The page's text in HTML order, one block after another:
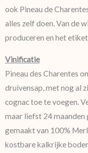
ook Pineau de
alles zelf doen. Van de
produceren en het
Vinificatie
Pineau des Charentes
druivensap, met nog al
cognac toe te voegen.
maar liefst 24 maanden
gemaakt van 100%
kostbare kalkrijke